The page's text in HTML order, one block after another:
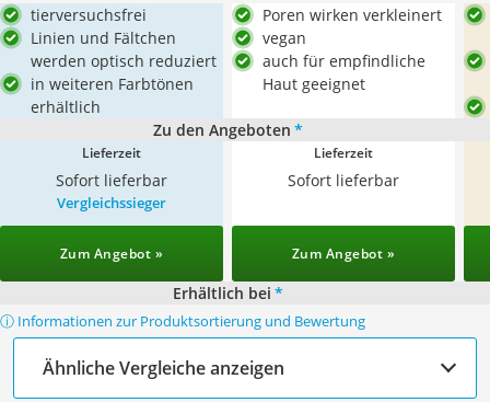
tierversuchsfrei
Linien und Fältchen
werden optisch reduziert
in weiteren Farbtönen
erhältlich
Poren wirken verkleinert
vegan
auch für empfindliche
Haut geeignet
Zu den Angeboten *
Lieferzeit
Sofort lieferbar
Lieferzeit
Sofort lieferbar
Vergleichssieger
Zum Angebot » Zum Angebot »
Erhältlich bei *
ⓘ Informationen zur Produktsortierung und Bewertung
Ähnliche Vergleiche anzeigen